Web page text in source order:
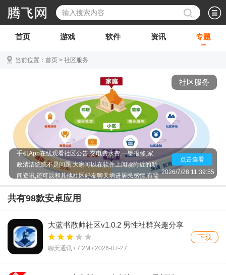
首页 游戏 软件 资讯 专题
当前位置： 首页 > 社区服务
社区服务
社区服务软件是一款专为社区居民打造的便民软件,再
也不用去物业那么麻烦地缴费看公告报修了,直接使用
手机App在线观看社区公告,交电费水费,一键报修,家
政清洁统统不是问题.大家可以在软件上阅读附近的新
闻资讯,还可以和其他社区好友聊天增进居民感情,有需
点击查看
2026/7/28 11:39:55
共有98款安卓应用
大蓝书散帅社区v1.0.2 男性社群兴趣分享
社区
聊天通讯 / 7.2M / 2026-07-27
下载